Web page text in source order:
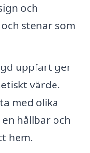
och
stenar som
uppfart ger
värde.
med olika
hållbar och
hem.